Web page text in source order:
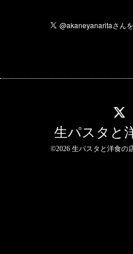
生パスタと
©2026 生パスタと洋食の